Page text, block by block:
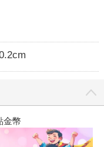
金幣